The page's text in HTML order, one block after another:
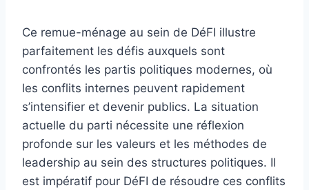
Ce remue-ménage au sein de DéFI illustre
parfaitement les défis auxquels sont
confrontés les partis politiques modernes, où
les conflits internes peuvent rapidement
s’intensifier et devenir publics. La situation
actuelle du parti nécessite une réflexion
profonde sur les valeurs et les méthodes de
leadership au sein des structures politiques. Il
est impératif pour DéFI de résoudre ces conflits